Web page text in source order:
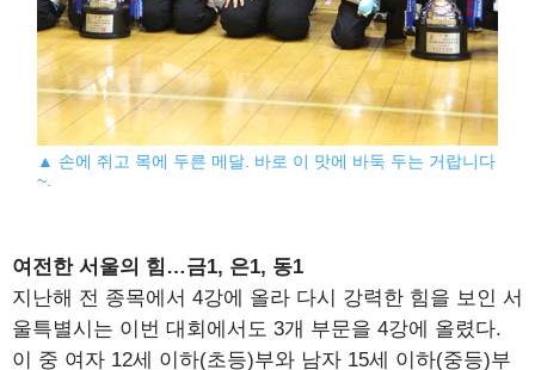
▲ 손에 쥐고 목에 두른 메달. 바로 이 맛에 바둑 두는 거랍니다
~.
여전한 서울의 힘…금1, 은1, 동1
지난해 전 종목에서 4강에 올라 다시 강력한 힘을 보인 서
울특별시는 이번 대회에서도 3개 부문을 4강에 올렸다.
이 중 여자 12세 이하(초등)부와 남자 15세 이하(중등)부